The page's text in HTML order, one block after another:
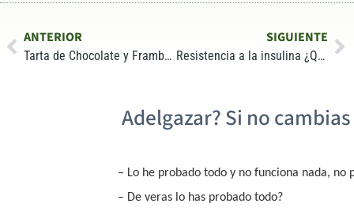
ANTERIOR
Tarta de Chocolate y Frambuesas #SinGluten #SinAzúcar #SinLácteos
SIGUIENTE
Resistencia a la insulina ¿Qué es exactamente?
Adelgazar? Si no
– Lo he probado todo y no funciona nada, no
– De veras lo has probado todo?